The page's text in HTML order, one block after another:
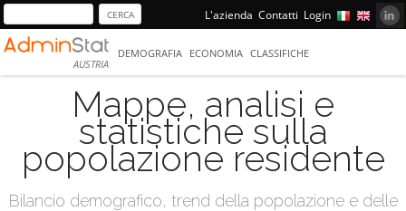
L'azienda Contatti Login
AUSTRIA
DEMOGRAFIA ECONOMIA CLASSIFICHE
Mappe, analisi e
statistiche sulla
popolazione residente
Bilancio demografico, trend della popolazione e delle